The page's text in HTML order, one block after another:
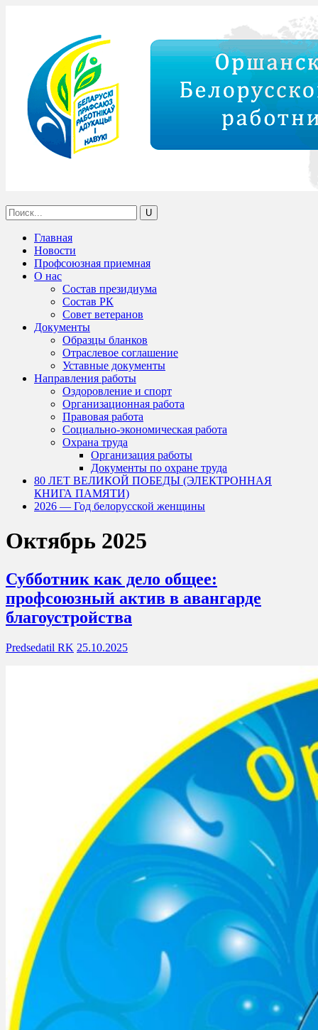
Главная
Новости
Профсоюзная приемная
О нас
Состав президиума
Состав РК
Совет ветеранов
Документы
Образцы бланков
Отраслевое соглашение
Уставные документы
Направления работы
Оздоровление и спорт
Организационная работа
Правовая работа
Социально-экономическая работа
Охрана труда
Организация работы
Документы по охране труда
80 ЛЕТ ВЕЛИКОЙ ПОБЕДЫ (ЭЛЕКТРОННАЯ
КНИГА ПАМЯТИ)
2026 — Год белорусской женщины
Октябрь 2025
Субботник как дело общее:
профсоюзный актив в авангарде
благоустройства
Predsedatil RK 25.10.2025